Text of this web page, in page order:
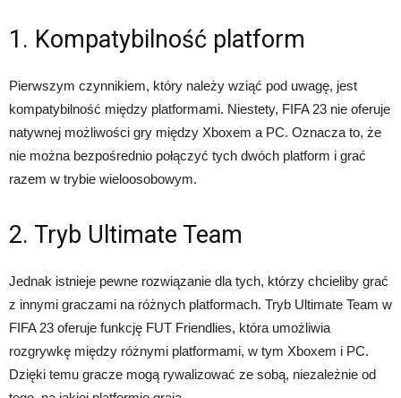
1. Kompatybilność platform
Pierwszym czynnikiem, który należy wziąć pod uwagę, jest
kompatybilność między platformami. Niestety, FIFA 23 nie oferuje
natywnej możliwości gry między Xboxem a PC. Oznacza to, że
nie można bezpośrednio połączyć tych dwóch platform i grać
razem w trybie wieloosobowym.
2. Tryb Ultimate Team
Jednak istnieje pewne rozwiązanie dla tych, którzy chcieliby grać
z innymi graczami na różnych platformach. Tryb Ultimate Team w
FIFA 23 oferuje funkcję FUT Friendlies, która umożliwia
rozgrywkę między różnymi platformami, w tym Xboxem i PC.
Dzięki temu gracze mogą rywalizować ze sobą, niezależnie od